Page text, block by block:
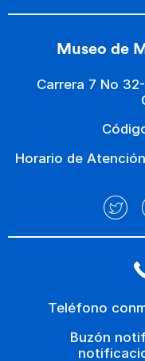
Museo de
Carrera 7 No
Horario de
Teléfono
Buzón